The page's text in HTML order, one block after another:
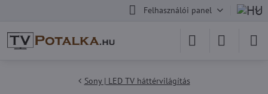
Felhasználói panel
Sony | LED TV háttérvilágítás